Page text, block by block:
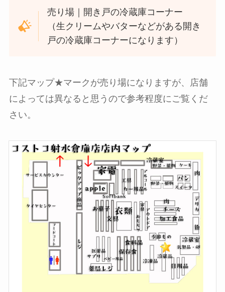
売り場｜開き戸の冷蔵庫コーナー
（生クリームやバターなどがある開き
戸の冷蔵庫コーナーになります）
下記マップ★マークが売り場になりますが、店舗
によっては異なると思うので参考程度にご覧くだ
さい。